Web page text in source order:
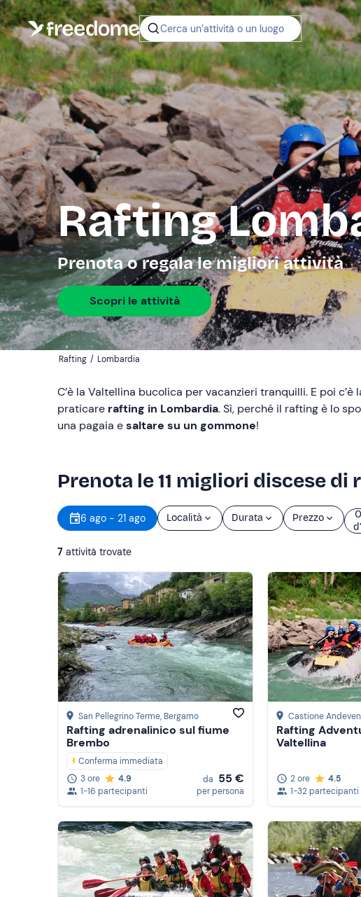
Cerca un’attività o un luogo
Rafting
Prenota o regala le migliori attività
Scopri le attività
Rafting / Lombardia
C’è la Valtellina bucolica per vacanzieri tranquilli. E poi c’è
praticare rafting in Lombardia. Sì, perché il rafting è lo
una pagaia esaltare su un gommone!
Prenota le 11 migliori discese
6 ago - 21 ago Località
Mostra altro
Durata Prezzo
7 attività trovate
San Pellegrino Terme, Bergamo
Rafting adrenalinico sul fiume
Brembo
Conferma immediata
3 ore
4.9
1-16 partecipanti
da 55 €
per persona
Castione
Rafting
Valtellina
2 ore
4.5
1-32 partecipanti